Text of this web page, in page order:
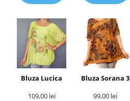
Bluza Lucica
109,00 lei
Bluza Sorana 3
99,00 lei